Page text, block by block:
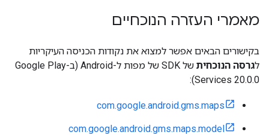
מאמרי העזרה הנוכחיים
בקישורים הבאים אפשר למצוא את נקודות הכניסה העיקריות
לגרסה הנוכחית
של SDK של מפות ל-Android (ב-Google Play
Services 20.0.0):
com.google.android.gms.maps
com.google.android.gms.maps.model